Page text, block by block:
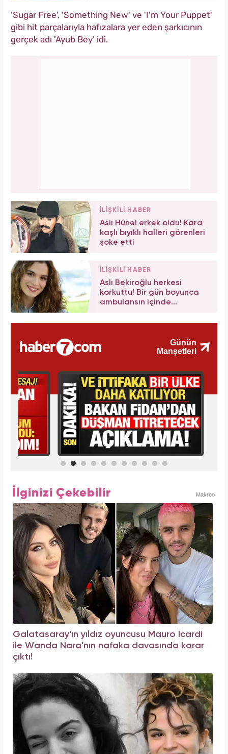
'Sugar Free', 'Something New' ve 'I'm Your Puppet'
gibi hit parçalarıyla hafızalara yer eden şarkıcının
gerçek adı 'Ayub Bey' idi.
İLİŞKİLİ HABER
Aslı Hünel erkek oldu! Kara
kaşlı bıyıklı halleri görenleri
şoke etti
İLİŞKİLİ HABER
Aslı Bekiroğlu herkesi
korkuttu! Bir gün boyunca
ambulansın içinde...
İlginizi Çekebilir Makroo
Galatasaray'ın yıldız oyuncusu Mauro Icardi
ile Wanda Nara'nın nafaka davasında karar
çıktı!